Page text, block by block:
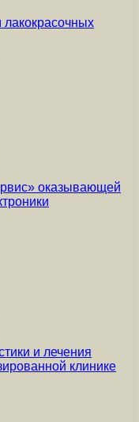
оказывающей
и лечения
клинике